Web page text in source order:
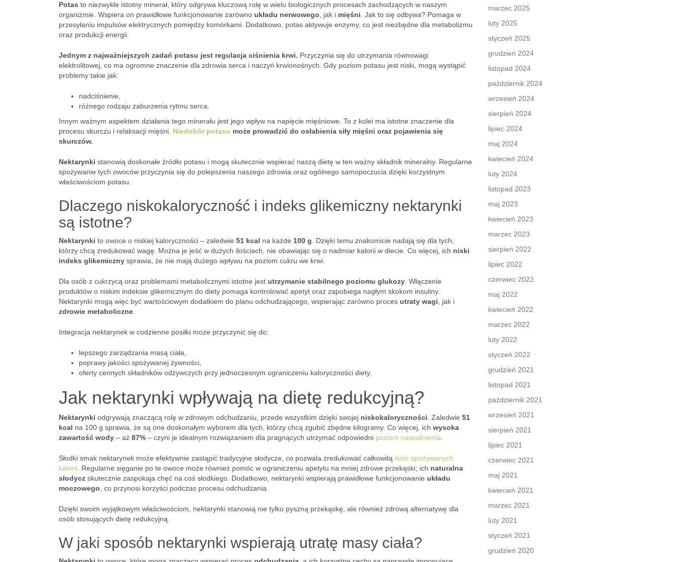
Potas to niezwykle istotny minerał, który odgrywa kluczową rolę w wielu biologicznych procesach zachodzących w naszym
organizmie. Wspiera on prawidłowe funkcjonowanie zarówno układu nerwowego , jak i mięśni . Jak to się odbywa? Pomaga w
przesyłaniu impulsów elektrycznych pomiędzy komórkami. Dodatkowo, potas aktywuje enzymy, co jest niezbędne dla metabolizmu
oraz produkcji energii.
Jednym z najważniejszych zadań potasu jest regulacja ciśnienia krwi. Przyczynia się do utrzymania równowagi
elektrolitowej, co ma ogromne znaczenie dla zdrowia serca i naczyń krwionośnych. Gdy poziom potasu jest niski, mogą wystąpić
problemy takie jak:
nadciśnienie,
różnego rodzaju zaburzenia rytmu serca.
Innym ważnym aspektem działania tego minerału jest jego wpływ na napięcie mięśniowe. To z kolei ma istotne znaczenie dla
procesu skurczu i relaksacji mięśni. Niedobór potasu może prowadzić do osłabienia siły mięśni oraz pojawienia się
skurczów.
Nektarynki stanowią doskonałe źródło potasu i mogą skutecznie wspierać naszą dietę w ten ważny składnik mineralny. Regularne
spożywanie tych owoców przyczynia się do polepszenia naszego zdrowia oraz ogólnego samopoczucia dzięki korzystnym
właściwościom potasu.
Dlaczego niskokaloryczność i indeks glikemiczny nektarynki
są istotne?
Nektarynki to owoce o niskiej kaloryczności – zaledwie 51 kcal na każde 100 g . Dzięki temu znakomicie nadają się dla tych,
którzy chcą zredukować wagę. Można je jeść w dużych ilościach, nie obawiając się o nadmiar kalorii w diecie. Co więcej, ich niski
indeks glikemiczny sprawia, że nie mają dużego wpływu na poziom cukru we krwi.
Dla osób z cukrzycą oraz problemami metabolicznymi istotne jest utrzymanie stabilnego poziomu glukozy . Włączenie
produktów o niskim indeksie glikemicznym do diety pomaga kontrolować apetyt oraz zapobiega nagłym skokom insuliny.
Nektarynki mogą więc być wartościowym dodatkiem do planu odchudzającego, wspierając zarówno proces utraty wagi , jak i
zdrowie metaboliczne
Integracja nektarynek w codzienne posiłki może przyczynić się do:
lepszego zarządzania masą ciała,
poprawy jakości spożywanej żywności,
oferty cennych składników odżywczych przy jednoczesnym ograniczeniu kaloryczności diety.
Jak nektarynki wpływają na dietę redukcyjną?
Nektarynki odgrywają znaczącą rolę w zdrowym odchudzaniu, przede wszystkim dzięki swojej niskokaloryczności . Zaledwie 51
kcal na 100 g sprawia, że są one doskonałym wyborem dla tych, którzy chcą zgubić zbędne kilogramy. Co więcej, ich wysoka
zawartość wody – aż 87% – czyni je idealnym rozwiązaniem dla pragnących utrzymać odpowiedni poziom nawodnienia
Słodki smak nektarynek może efektywnie zastąpić tradycyjne słodycze, co pozwala zredukować całkowitą ilość spożywanych
kalorii . Regularne sięganie po te owoce może również pomóc w ograniczeniu apetytu na mniej zdrowe przekąski; ich naturalna
słodycz skutecznie zaspokaja chęć na coś słodkiego. Dodatkowo, nektarynki wspierają prawidłowe funkcjonowanie układu
moczowego , co przynosi korzyści podczas procesu odchudzania.
Dzięki swoim wyjątkowym właściwościom, nektarynki stanowią nie tylko pyszną przekąskę, ale również zdrową alternatywę dla
osób stosujących dietę redukcyjną.
W jaki sposób nektarynki wspierają utratę masy ciała?
marzec 2025
luty 2025
styczeń 2025
grudzień 2024
listopad 2024
październik 2024
wrzesień 2024
sierpień 2024
lipiec 2024
maj 2024
kwiecień 2024
luty 2024
listopad 2023
maj 2023
kwiecień 2023
marzec 2023
sierpień 2022
lipiec 2022
czerwiec 2022
maj 2022
kwiecień 2022
marzec 2022
luty 2022
styczeń 2022
grudzień 2021
listopad 2021
październik 2021
wrzesień 2021
sierpień 2021
lipiec 2021
czerwiec 2021
maj 2021
kwiecień 2021
marzec 2021
luty 2021
styczeń 2021
grudzień 2020